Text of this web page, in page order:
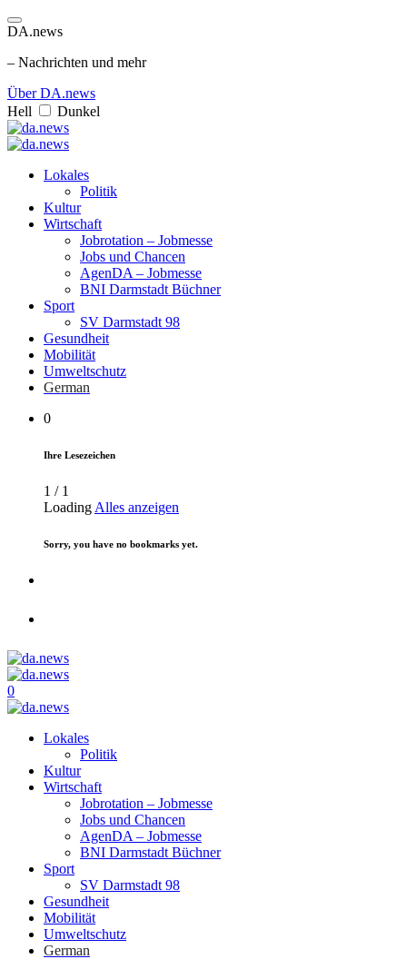
DA.news
– Nachrichten und mehr
Über DA.news
Hell
Dunkel
Lokales
Politik
Kultur
Wirtschaft
Jobrotation – Jobmesse
Jobs und Chancen
AgenDA – Jobmesse
BNI Darmstadt Büchner
Sport
SV Darmstadt 98
Gesundheit
Mobilität
Umweltschutz
German
0
Ihre Lesezeichen
1 / 1
Loading Alles anzeigen
Sorry, you have no bookmarks yet.
0
Lokales
Politik
Kultur
Wirtschaft
Jobrotation – Jobmesse
Jobs und Chancen
AgenDA – Jobmesse
BNI Darmstadt Büchner
Sport
SV Darmstadt 98
Gesundheit
Mobilität
Umweltschutz
German